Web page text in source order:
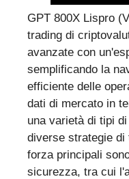
GPT 800X Lispro
trading di
avanzate con
semplificando la
efficiente delle
dati di mercato in
una varietà di tipi
diverse strategie di
forza principali
sicurezza, tra cui